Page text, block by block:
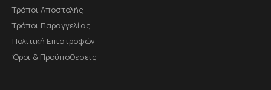
Τρόποι Αποστολής
Τρόποι Παραγγελίας
Πολιτική Επιστροφών
Όροι & Προϋποθέσεις